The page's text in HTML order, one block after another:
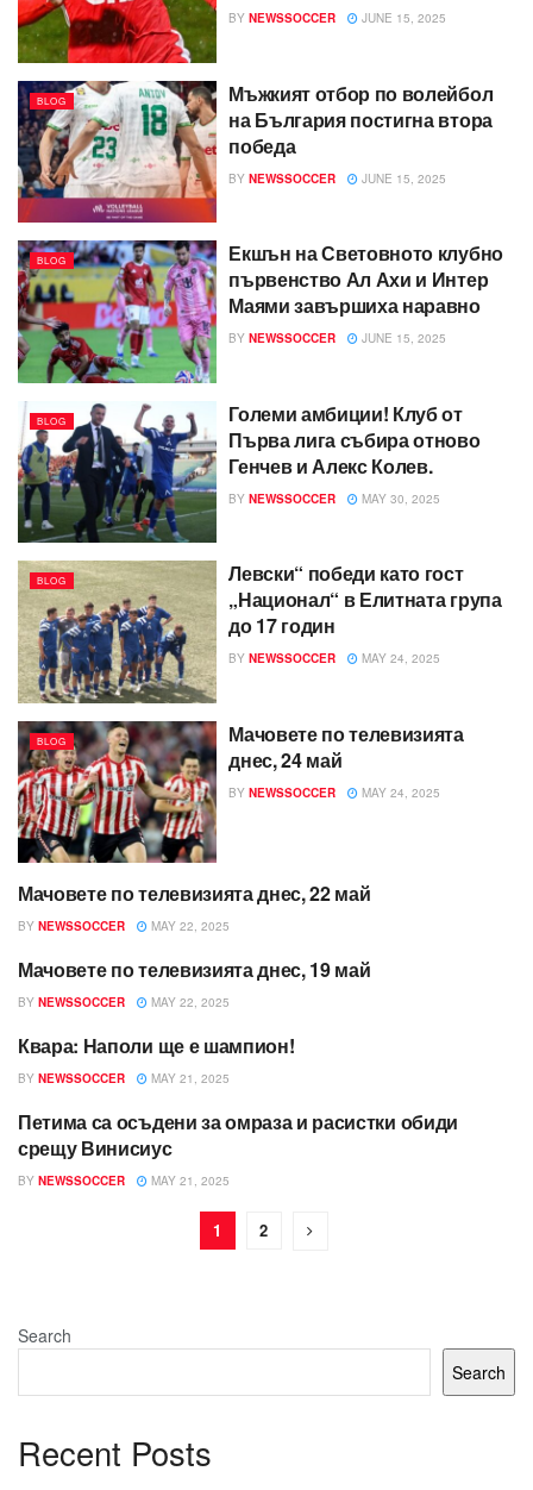
BY NEWSSOCCER JUNE 15, 2025
BLOG
Мъжкият отбор по волейбол
на България постигна втора
победа
BY NEWSSOCCER JUNE 15, 2025
BLOG
Екшън на Световното клубно
първенство Ал Ахи и Интер
Маями завършиха наравно
BY NEWSSOCCER JUNE 15, 2025
BLOG
Големи амбиции! Клуб от
Първа лига събира отново
Генчев и Алекс Колев.
BY NEWSSOCCER MAY 30, 2025
BLOG
Левски“ победи като гост
„Национал“ в Елитната група
до 17 годин
BY NEWSSOCCER MAY 24, 2025
BLOG
Мачовете по телевизията
днес, 24 май
BY NEWSSOCCER MAY 24, 2025
BLOG
Мачовете по телевизията днес, 22 май
BY NEWSSOCCER MAY 22, 2025
BLOG
Мачовете по телевизията днес, 19 май
BY NEWSSOCCER MAY 22, 2025
BLOG
Квара: Наполи ще е шампион!
BY NEWSSOCCER MAY 21, 2025
BLOG
Петима са осъдени за омраза и расистки обиди
срещу Винисиус
BY NEWSSOCCER MAY 21, 2025
1 2
Search
Search
Recent Posts